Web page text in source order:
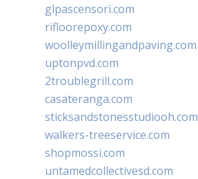
glpascensori.com
rifloorepoxy.com
woolleymillingandpaving.com
uptonpvd.com
2troublegrill.com
casateranga.com
sticksandstonesstudiooh.com
walkers-treeservice.com
shopmossi.com
untamedcollectivesd.com